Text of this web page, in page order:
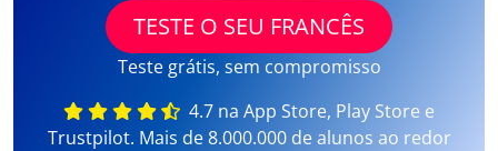
TESTE O SEU FRANCÊS
Teste grátis, sem compromisso
4.7 na App Store, Play Store e
Trustpilot. Mais de 8.000.000 de alunos ao redor